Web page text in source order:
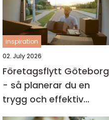
inspiration
02. July 2026
Företagsflytt Göteborg
- så planerar du en
trygg och effektiv
kontorsflytt